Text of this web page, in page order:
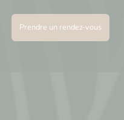
Prendre un rendez-vous